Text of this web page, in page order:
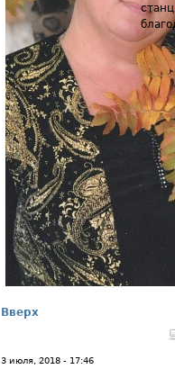
Вверх
3 июля, 2018 - 17:46